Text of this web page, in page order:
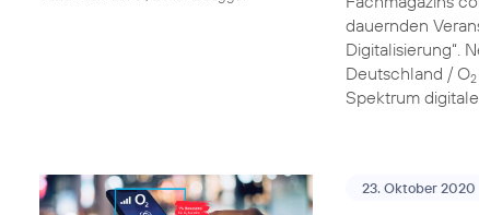
dauernden
Digitalisierung“.
Deutschland / O2
Spektrum
23. Oktober 2020